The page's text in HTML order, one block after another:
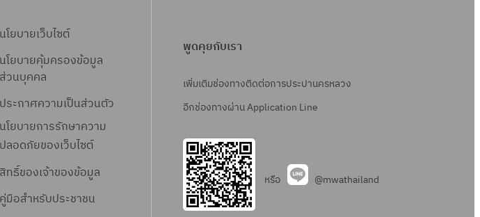
นโยบายเว็บไซต์
นโยบายคุ้มครองข้อมูล
ส่วนบุคคล
ประกาศความเป็นส่วนตัว
นโยบายการรักษาความ
ปลอดภัยของเว็บไซต์
สิทธิ์ของเจ้าของข้อมูล
คู่มือสำหรับประชาชน
พูดคุยกับเรา
เพิ่มเติมช่องทางติดต่อการประปานครหลวง
อีกช่องทางผ่าน Application Line
หรือ @mwathailand